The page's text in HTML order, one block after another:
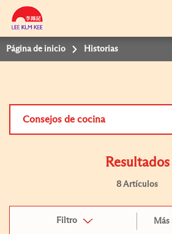
Página de inicio
Historias
Consejos de cocina
Resultados
8 Artículos
Filtro Más